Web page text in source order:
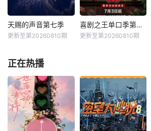
天赐的声音第七季
更新至第20260810期
喜剧之王单口季第三季
更新至第20260810期
正在热播